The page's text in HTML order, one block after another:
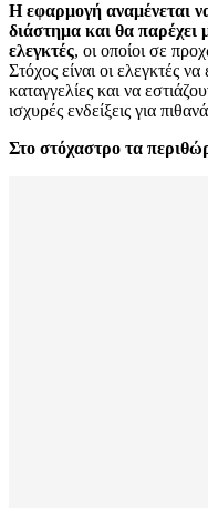
Η εφαρμογή αναμένεται
διάστημα και θα παρέχει
ελεγκτές, οι οποίοι σε
Στόχος είναι οι ελεγκτές
καταγγελίες και να
ισχυρές ενδείξεις για
Στο στόχαστρο τα